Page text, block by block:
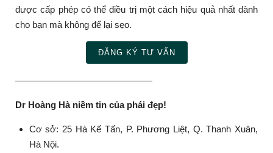
được cấp phép có thể điều trị một cách hiệu quả nhất dành
cho bạn mà không để lại sẹo.
ĐĂNG KÝ TƯ VẤN
———————————————
Dr Hoàng Hà niềm tin của phái đẹp!
Cơ sở: 25 Hà Kế Tấn, P. Phương Liệt, Q. Thanh Xuân,
Hà Nội.